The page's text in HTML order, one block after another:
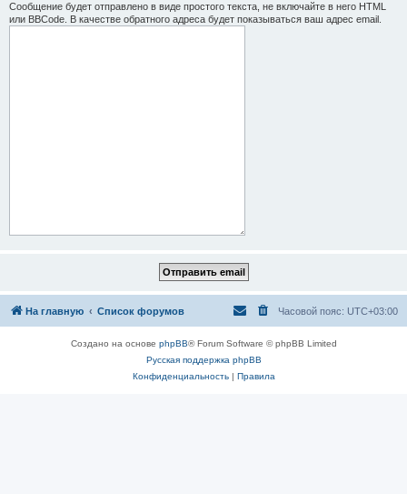
Сообщение будет отправлено в виде простого текста, не включайте в него HTML
или BBCode. В качестве обратного адреса будет показываться ваш адрес email.
На главную Список форумов Часовой пояс: UTC+03:00
Создано на основе phpBB® Forum Software © phpBB Limited
Русская поддержка phpBB
Конфиденциальность| Правила